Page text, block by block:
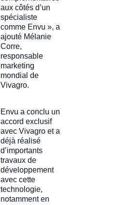
aux côtés d’un
spécialiste
comme Envu », a
ajouté Mélanie
Corre,
responsable
marketing
mondial de
Vivagro.
Envu a conclu un
accord exclusif
avec Vivagro et a
déjà réalisé
d’importants
travaux de
développement
avec cette
technologie,
notamment en